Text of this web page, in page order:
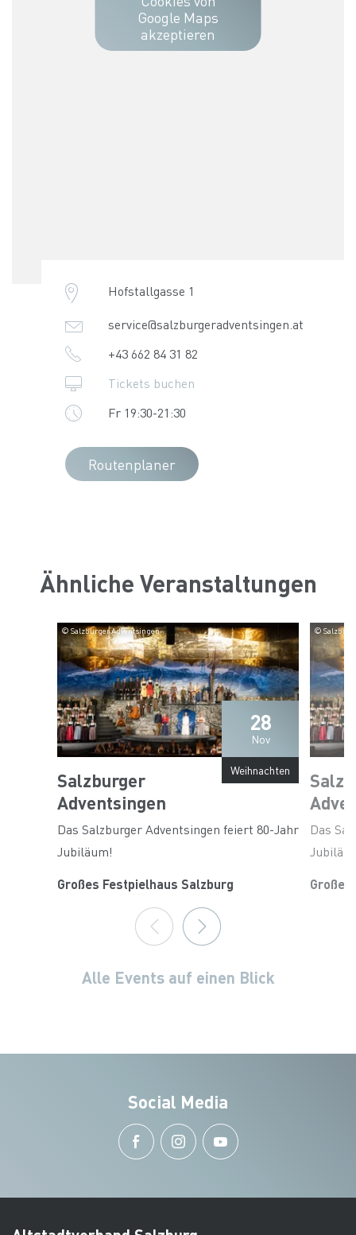
Google Maps
akzeptieren
Hofstallgasse 1
service@salzburgeradventsingen.at
+43 662 84 31 82
Tickets buchen
Fr 19:30-21:30
Routenplaner
Ähnliche Veranstaltungen
28
Nov
© Salzburger Adventsingen
Weihnachten
Salzburger
Adventsingen
Das Salzburger Adventsingen feiert 80-Jahr
Jubiläum!
Großes Festpielhaus Salzburg
©
Das
Alle Events auf einen Blick
Social Media